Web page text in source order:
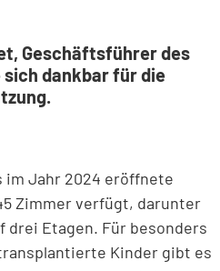
Geschäftsführer des
dankbar für die
im Jahr 2024 eröffnete
Zimmer verfügt, darunter
drei Etagen. Für besonders
Kinder gibt es